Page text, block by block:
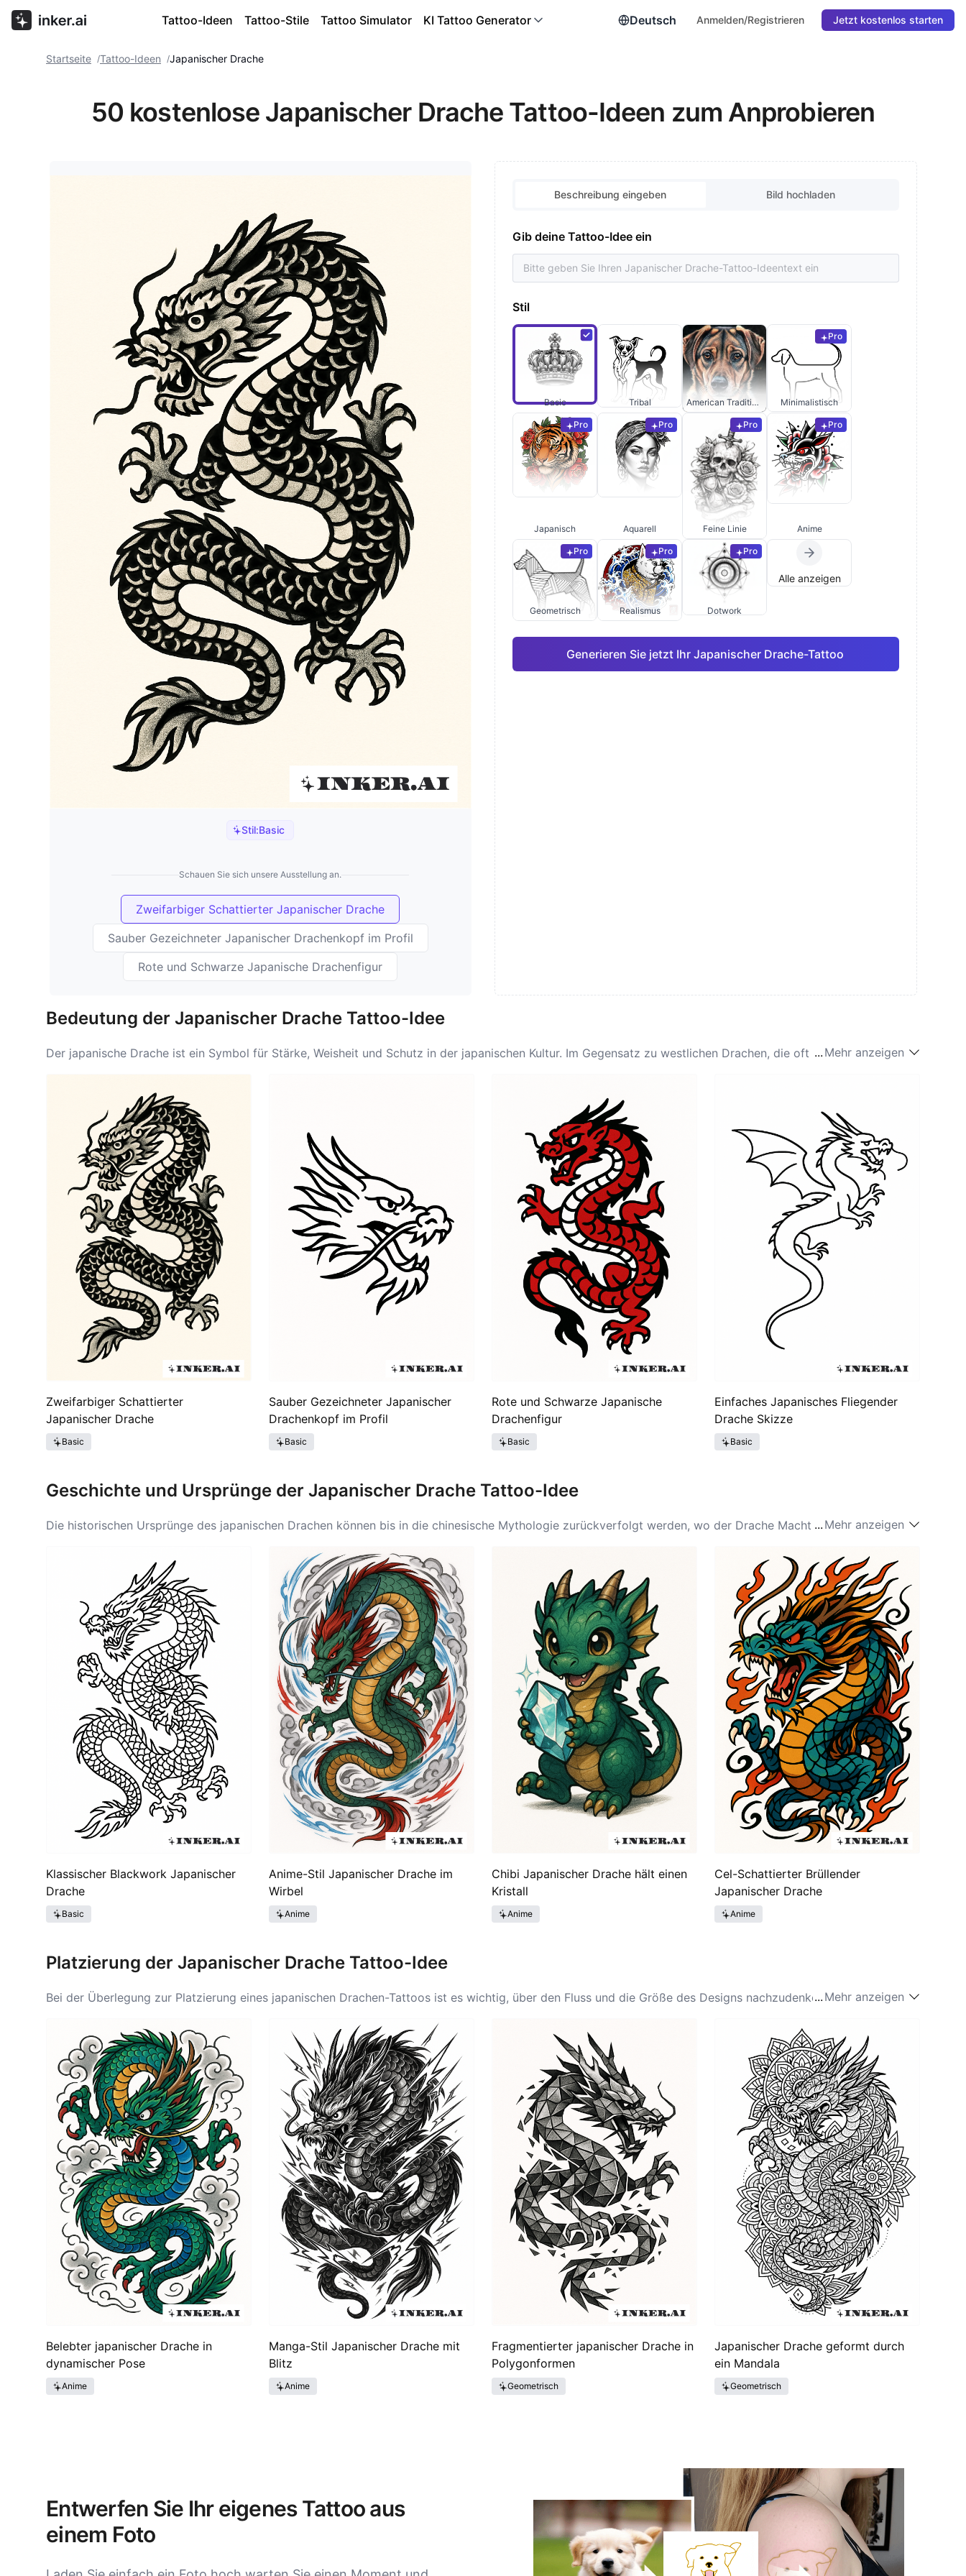
Deutsch Anmelden/Registrieren Jetzt kostenlos starten
Tattoo-Ideen Tattoo-Stile Tattoo Simulator KI Tattoo Generator
Startseite /Tattoo-Ideen /Japanischer Drache
50 kostenlose Japanischer Drache Tattoo-Ideen zum Anprobieren
Stil:Basic
Schauen Sie sich unsere Ausstellung an.
Zweifarbiger Schattierter Japanischer Drache
Sauber Gezeichneter Japanischer Drachenkopf im Profil
Rote und Schwarze Japanische Drachenfigur
Beschreibung eingeben Bild hochladen
Gib deine Tattoo-Idee ein
Stil
Basic Tribal American Traditional
Pro
Minimalistisch
Pro
Japanisch
Pro
Aquarell
Pro
Feine Linie
Pro
Anime
Pro
Geometrisch
Pro
Realismus
Pro
Dotwork
Alle anzeigen
Generieren Sie jetzt Ihr Japanischer Drache-Tattoo
Bedeutung der Japanischer Drache Tattoo-Idee
Der japanische Drache ist ein Symbol für Stärke, Weisheit und Schutz in der japanischen Kultur. Im Gegensatz zu westlichen Drachen, die oft als feueratmende
verwurzelt und zeigt oft die Dualität von Chaos und Kontrolle, symbolisiert das Gleichgewicht der Natur. Diese Symbolik des japanischen Drachen spiegelt die
Kraft der Transformation und die Fähigkeit wider, Widrigkeiten zu überwinden. Personen, die sich für ein japanisches Drachen-Tattoo entscheiden, streben oft
danach, seine Eigenschaften von Mut und Ehre zu nutzen, was es zu einer beliebten Wahl für diejenigen macht, die ein Design suchen, das Stärke und Anmut
verkörpert. Die Bedeutung des japanischen Drachen bedeutet auch Schutz vor bösen Geistern und wird geglaubt, Glück und Wohlstand für den Träger zu
bringen. Viele Menschen identifizieren sich mit diesem Bild, was zu einer tiefen Verbindung zur Symbolik des japanischen Drachen und seinem reichen Erbe
führt.
... Mehr anzeigen
Zweifarbiger Schattierter
Japanischer Drache
Basic
Sauber Gezeichneter Japanischer
Drachenkopf im Profil
Basic
Rote und Schwarze Japanische
Drachenfigur
Basic
Einfaches Japanisches Fliegender
Drache Skizze
Basic
Geschichte und Ursprünge der Japanischer Drache Tattoo-Idee
Die historischen Ursprünge des japanischen Drachen können bis in die chinesische Mythologie zurückverfolgt werden, wo der Drache Macht und Adel
japanischen Drachen führte. Der Übergang von den chinesischen zu den japanischen Drachenideen beinhaltete einen Wandel in der Darstellung, indem sie als
Wassergötter dargestellt wurden. Der japanische Drache wird häufig mit imperialer Autorität im alten Japan in Verbindung gebracht und symbolisiert Stärke und
Glück, insbesondere in Kunst und Tätowierungen. Die Ideen des japanischen Drachen blühten während der Edo-Zeit (1603-1868) auf, als Künstler diese
majestätischen Kreaturen in verschiedenen Kunstformen, einschließlich Tätowierungen, darstellten. Die Popularität von Tätowierungen mit japanischen Drachen
verbreitete sich, als sie mit der Yakuza-Kultur verflochten wurden, wobei sie als Symbole für Loyalität, Tapferkeit und den Geist des Kriegers dienten. Heute
werden japanische Drachen-Tattoos immer noch für ihre filigranen Designs und tiefen Symbolik geschätzt und spiegeln das bleibende Erbe dieser mythischen
Kreaturen wider.
... Mehr anzeigen
Klassischer Blackwork Japanischer
Drache
Basic
Anime-Stil Japanischer Drache im
Wirbel
Anime
Chibi Japanischer Drache hält einen
Kristall
Anime
Cel-Schattierter Brüllender
Japanischer Drache
Anime
Platzierung der Japanischer Drache Tattoo-Idee
Bei der Überlegung zur Platzierung eines japanischen Drachen-Tattoos ist es wichtig, über den Fluss und die Größe des Designs nachzudenken. Beliebte
viel Platz für sogar kleinere, kunstvoll gestaltete japanische Drachenideen. Viele entscheiden sich für Schulter-Tattoos, die sich um den Arm wickeln und Macht
und Stärke symbolisieren. Die Brust ist ein weiteres beliebtes Gebiet, das mit einem markanten Design Mut und Tapferkeit signifiziert. Letztendlich sollte die
Platzierung die Symbolik des japanischen Drachen verstärken und persönlich mit dem Individuum resonieren, um deren Verbindung zu diesen mächtigen
Kreaturen widerzuspiegeln.
... Mehr anzeigen
Belebter japanischer Drache in
dynamischer Pose
Anime
Manga-Stil Japanischer Drache mit
Blitz
Anime
Fragmentierter japanischer Drache in
Polygonformen
Geometrisch
Japanischer Drache geformt durch
ein Mandala
Geometrisch
Entwerfen Sie Ihr eigenes Tattoo aus
einem Foto